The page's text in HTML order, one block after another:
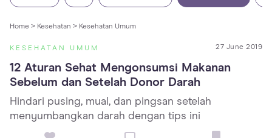
Home > Kesehatan > Kesehatan Umum
KESEHATAN UMUM 27 June 2019
12 Aturan Sehat Mengonsumsi Makanan
Sebelum dan Setelah Donor Darah
Hindari pusing, mual, dan pingsan setelah
menyumbangkan darah dengan tips ini